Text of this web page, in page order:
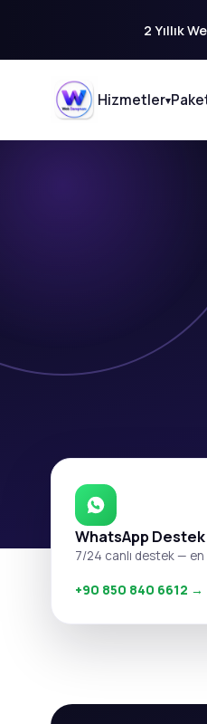
2 Yıllık
Hizmetler▾
WhatsApp Destek
7/24 canlı destek — en
+90 850 840 6612 →